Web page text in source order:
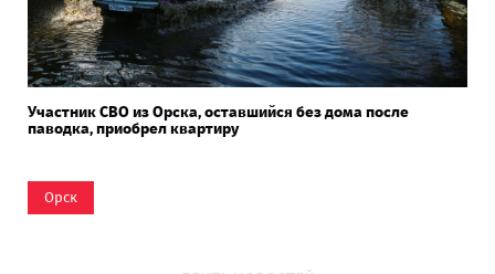
нас
Участник СВО из Орска, оставшийся без дома после
паводка, приобрел квартиру
Орск